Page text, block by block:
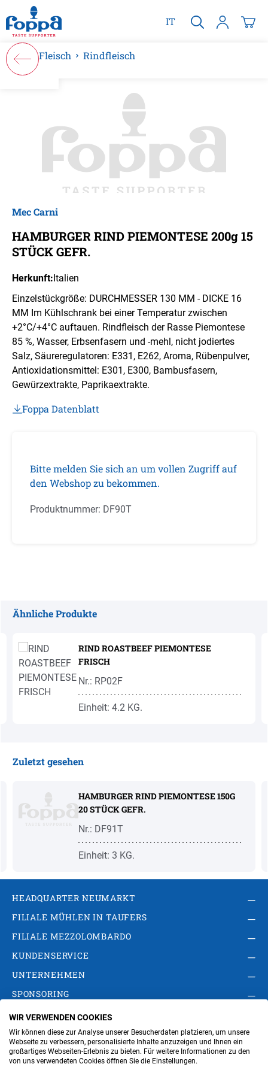
springen
IT
Fleisch Rindfleisch
Mec Carni
HAMBURGER RIND PIEMONTESE 200g 15
STÜCK GEFR.
Herkunft: Italien
Einzelstückgröße: DURCHMESSER 130 MM - DICKE 16
MM Im Kühlschrank bei einer Temperatur zwischen
+2°C/+4°C auftauen. Rindfleisch der Rasse Piemontese
85 %, Wasser, Erbsenfasern und -mehl, nicht jodiertes
Salz, Säureregulatoren: E331, E262, Aroma, Rübenpulver,
Antioxidationsmittel: E301, E300, Bambusfasern,
Gewürzextrakte, Paprikaextrakte.
Foppa Datenblatt
Bitte melden Sie sich an um vollen Zugriff auf
den Webshop zu bekommen.
Produktnummer: DF90T
Ähnliche Produkte
RIND ROASTBEEF PIEMONTESE
FRISCH
Nr.: RP02F
Einheit: 4.2 KG.
Zuletzt gesehen
HAMBURGER RIND PIEMONTESE 150G
20 STÜCK GEFR.
Nr.: DF91T
Einheit: 3 KG.
HEADQUARTER NEUMARKT
FILIALE MÜHLEN IN TAUFERS
FILIALE MEZZOLOMBARDO
KUNDENSERVICE
UNTERNEHMEN
SPONSORING
AGB Privacy Policy
Impressum
Cookie-Einstellungen ändern
Verwaltung
WIR VERWENDEN COOKIES
Wir können diese zur Analyse unserer Besucherdaten platzieren, um unsere
Webseite zu verbessern, personalisierte Inhalte anzuzeigen und Ihnen ein
großartiges Webseiten-Erlebnis zu bieten. Für weitere Informationen zu den
von uns verwendeten Cookies öffnen Sie die Einstellungen.